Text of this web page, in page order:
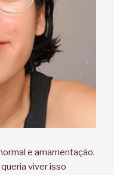
e amamentação.
viver isso